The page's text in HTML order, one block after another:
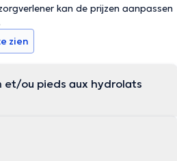
kan de prijzen aanpassen
zien
et/ou pieds aux hydrolats